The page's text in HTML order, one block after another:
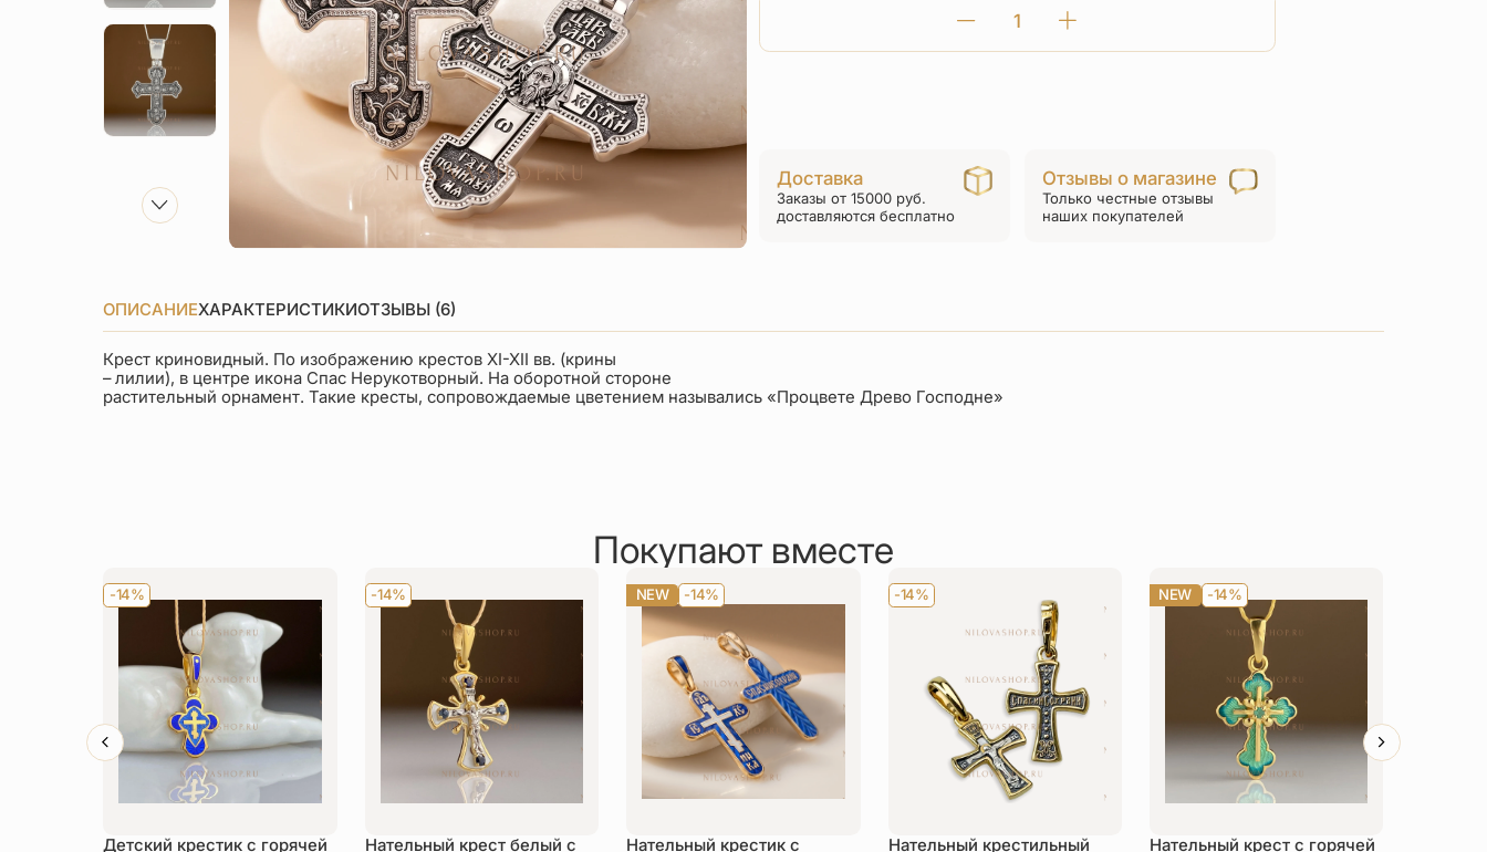
Количество
товара
КР08
серебро
Доставка
Заказы от 15000 руб.
доставляются бесплатно
Отзывы о магазине
Только честные отзывы
наших покупателей
ОПИСАНИЕХАРАКТЕРИСТИКИОТЗЫВЫ (6)
Крест криновидный. По изображению крестов XI-XII вв. (крины
– лилии), в центре икона Спас Нерукотворный. На оборотной стороне
растительный орнамент. Такие кресты, сопровождаемые цветением назывались «Процвете Древо Господне»
Покупают вместе
-14%
Детский крестик с горячей
-14%
Нательный крест белый с
NEW -14%
Нательный крестик с
-14%
Нательный крестильный
NEW -14%
Нательный крест с горячей